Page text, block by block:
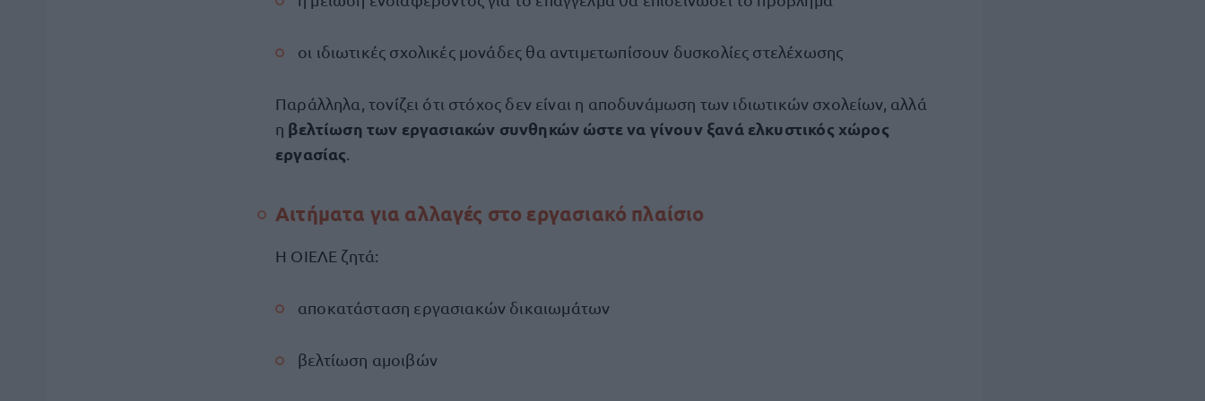
οι ιδιωτικές σχολικές μονάδες θα αντιμετωπίσουν δυσκολίες στελέχωσης
Παράλληλα, τονίζει ότι στόχος δεν είναι η αποδυνάμωση των ιδιωτικών σχολείων, αλλά
η βελτίωση των εργασιακών συνθηκών ώστε να γίνουν ξανά ελκυστικός χώρος
εργασίας
Αιτήματα για αλλαγές στο εργασιακό πλαίσιο
Η ΟΙΕΛΕ ζητά:
αποκατάσταση εργασιακών δικαιωμάτων
βελτίωση αμοιβών